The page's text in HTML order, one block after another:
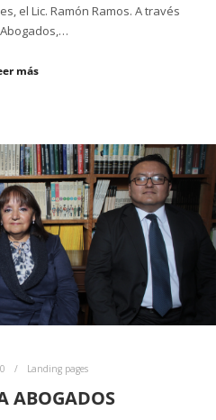
el Lic. Ramón Ramos. A través
más
0 Landing pages
ABOGADOS